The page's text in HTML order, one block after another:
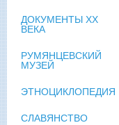
ДОКУМЕНТЫ XX
ВЕКА
РУМЯНЦЕВСКИЙ
МУЗЕЙ
ЭТНОЦИКЛОПЕДИЯ
СЛАВЯНСТВО